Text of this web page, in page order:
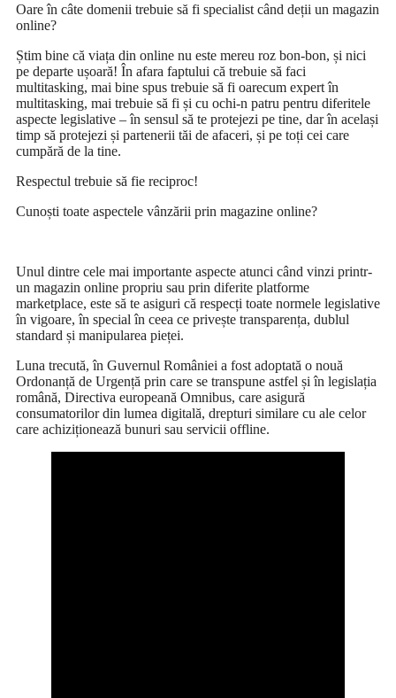
Oare în câte domenii trebuie să fi specialist când deții un magazin
online?
Știm bine că viața din online nu este mereu roz bon-bon, și nici
pe departe ușoară! În afara faptului că trebuie să faci
multitasking, mai bine spus trebuie să fi oarecum expert în
multitasking, mai trebuie să fi și cu ochi-n patru pentru diferitele
aspecte legislative – în sensul să te protejezi pe tine, dar în același
timp să protejezi și partenerii tăi de afaceri, și pe toți cei care
cumpără de la tine.
Respectul trebuie să fie reciproc!
Cunoști toate aspectele vânzării prin magazine online?
Unul dintre cele mai importante aspecte atunci când vinzi printr-
un magazin online propriu sau prin diferite platforme
marketplace, este să te asiguri că respecți toate normele legislative
în vigoare, în special în ceea ce privește transparența, dublul
standard și manipularea pieței.
Luna trecută, în Guvernul României a fost adoptată o nouă
Ordonanță de Urgență prin care se transpune astfel și în legislația
română, Directiva europeană Omnibus, care asigură
consumatorilor din lumea digitală, drepturi similare cu ale celor
care achiziționează bunuri sau servicii offline.